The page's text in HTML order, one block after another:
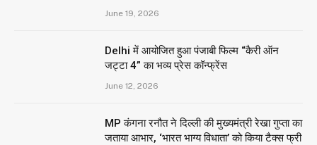
June 19, 2026
Delhi में आयोजित हुआ पंजाबी फिल्म “कैरी ऑन
जट्टा 4” का भव्य प्रेस कॉन्फ्रेंस
June 12, 2026
MP कंगना रनौत ने दिल्ली की मुख्यमंत्री रेखा गुप्ता का
जताया आभार, ‘भारत भाग्य विधाता’ को किया टैक्स फ्री